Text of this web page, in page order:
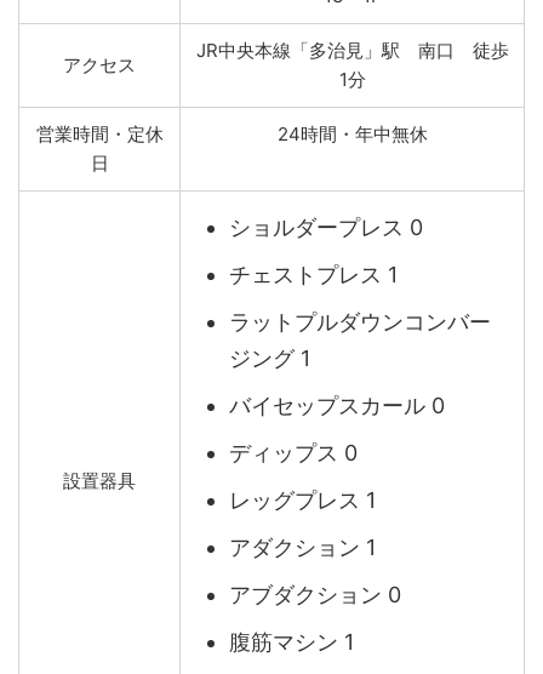
アクセス
JR中央本線「多治見」駅 南口 徒歩
1分
営業時間・定休
日
24時間・年中無休
設置器具
ショルダープレス 0
チェストプレス 1
ラットプルダウンコンバー
ジング 1
バイセップスカール 0
ディップス 0
レッグプレス 1
アダクション 1
アブダクション 0
腹筋マシン 1